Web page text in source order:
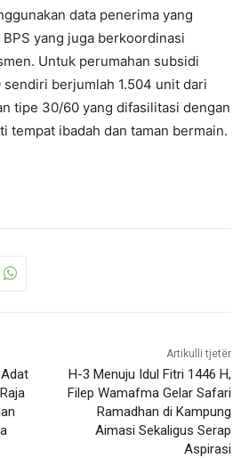
data penerima yang
yang juga berkoordinasi
Untuk perumahan subsidi
sendiri berjumlah 1.504 unit dari
tipe 30/60 yang difasilitasi dengan
tempat ibadah dan taman bermain.
Artikulli tjetër
H-3 Menuju Idul Fitri 1446 H,
Filep Wamafma Gelar Safari
Ramadhan di Kampung
Aimasi Sekaligus Serap
Aspirasi